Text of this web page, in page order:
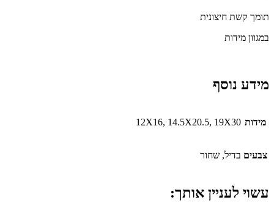
תומך קשת חיצונית
במגוון מידות
מידע נוסף
מידות 12X16, 14.5X20.5, 19X30
צבעים בדיל, שחור
עשוי לעניין אותך: